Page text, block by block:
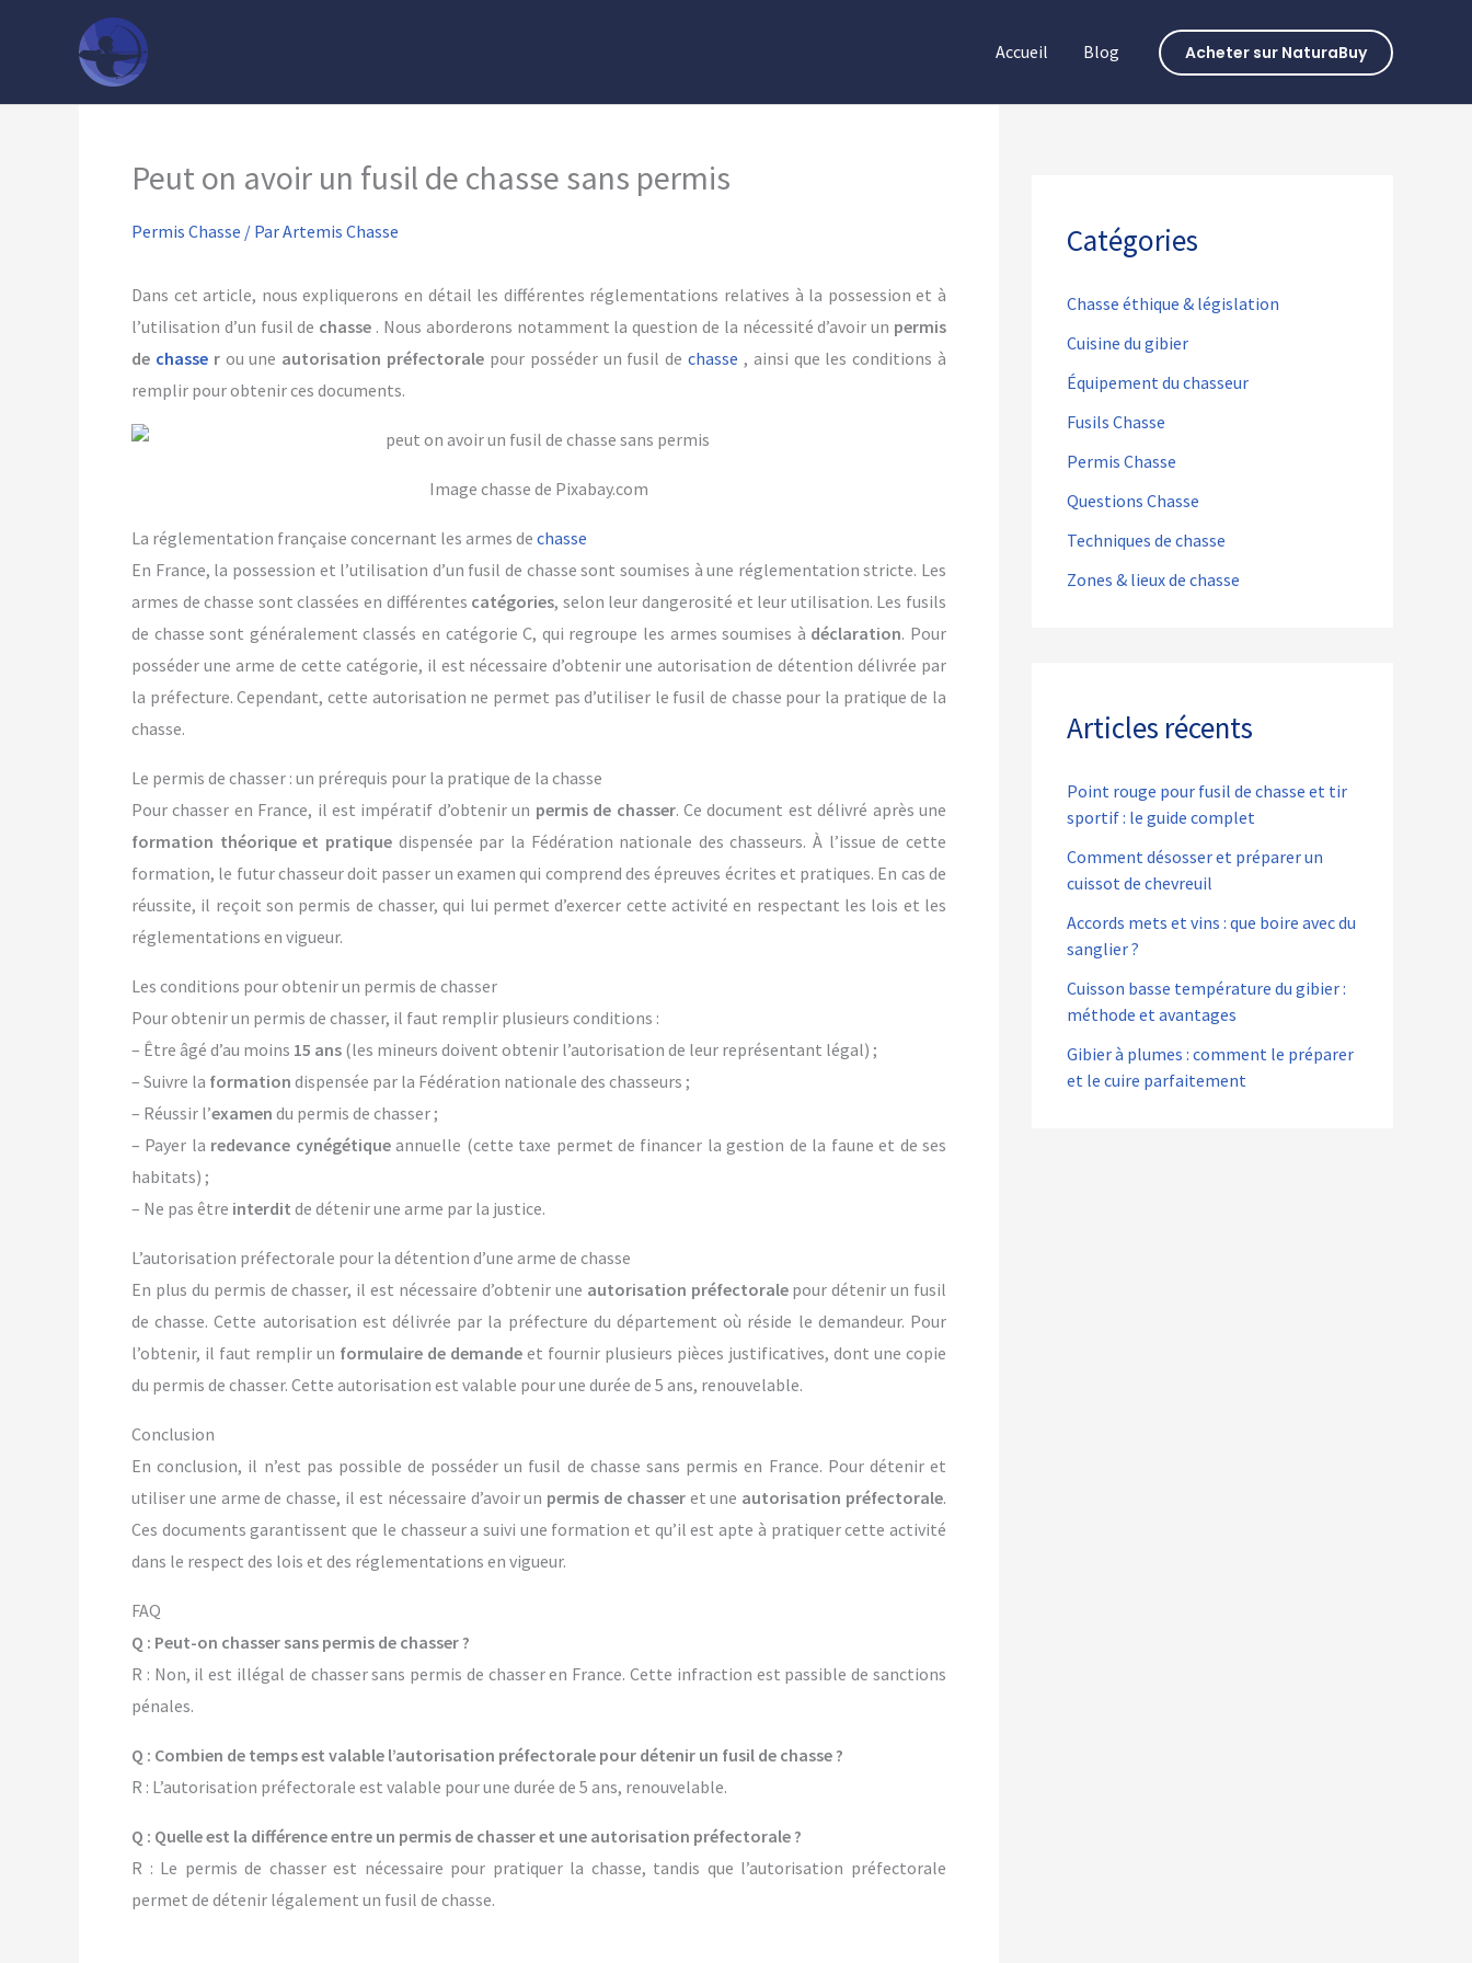
Accueil Blog Acheter sur NaturaBuy
Peut on avoir un fusil de chasse sans permis
Permis Chasse / ParArtemis Chasse
Dans cet article, nous expliquerons en détail les différentes réglementations relatives à la possession et à
l’utilisation d’un fusil de chasse . Nous aborderons notamment la question de la nécessité d’avoir un permis
de chasserou une autorisation préfectorale pour posséder un fusil dechasse , ainsi que les conditions à
remplir pour obtenir ces documents.
Image chasse de Pixabay.com
La réglementation française concernant les armes de chasse
En France, la possession et l’utilisation d’un fusil de chasse sont soumises à une réglementation stricte. Les
armes de chasse sont classées en différentes catégories, selon leur dangerosité et leur utilisation. Les fusils
de chasse sont généralement classés en catégorie C, qui regroupe les armes soumises à déclaration. Pour
posséder une arme de cette catégorie, il est nécessaire d’obtenir une autorisation de détention délivrée par
la préfecture. Cependant, cette autorisation ne permet pas d’utiliser le fusil de chasse pour la pratique de la
chasse.
Le permis de chasser : un prérequis pour la pratique de la chasse
Pour chasser en France, il est impératif d’obtenir un permis de chasser. Ce document est délivré après une
formation théorique et pratiquedispensée par la Fédération nationale des chasseurs. À l’issue de cette
formation, le futur chasseur doit passer un examen qui comprend des épreuves écrites et pratiques. En cas de
réussite, il reçoit son permis de chasser, qui lui permet d’exercer cette activité en respectant les lois et les
réglementations en vigueur.
Les conditions pour obtenir un permis de chasser
Pour obtenir un permis de chasser, il faut remplir plusieurs conditions :
– Être âgé d’au moins 15 ans (les mineurs doivent obtenir l’autorisation de leur représentant légal) ;
– Suivre la formation dispensée par la Fédération nationale des chasseurs ;
– Réussir l’examen du permis de chasser ;
– Payer la redevance cynégétiqueannuelle (cette taxe permet de financer la gestion de la faune et de ses
habitats) ;
– Ne pas être interdit de détenir une arme par la justice.
L’autorisation préfectorale pour la détention d’une arme de chasse
En plus du permis de chasser, il est nécessaire d’obtenir une autorisation préfectoralepour détenir un fusil
de chasse. Cette autorisation est délivrée par la préfecture du département où réside le demandeur. Pour
l’obtenir, il faut remplir un formulaire de demande et fournir plusieurs pièces justificatives, dont une copie
du permis de chasser. Cette autorisation est valable pour une durée de 5 ans, renouvelable.
Conclusion
En conclusion, il n’est pas possible de posséder un fusil de chasse sans permis en France. Pour détenir et
utiliser une arme de chasse, il est nécessaire d’avoir un permis de chasseret une autorisation préfectorale.
Ces documents garantissent que le chasseur a suivi une formation et qu’il est apte à pratiquer cette activité
dans le respect des lois et des réglementations en vigueur.
FAQ
Q : Peut-on chasser sans permis de chasser ?
R : Non, il est illégal de chasser sans permis de chasser en France. Cette infraction est passible de sanctions
pénales.
Q : Combien de temps est valable l’autorisation préfectorale pour détenir un fusil de chasse ?
R : L’autorisation préfectorale est valable pour une durée de 5 ans, renouvelable.
Q : Quelle est la différence entre un permis de chasser et une autorisation préfectorale ?
R : Le permis de chasser est nécessaire pour pratiquer la chasse, tandis que l’autorisation préfectorale
permet de détenir légalement un fusil de chasse.
Catégories
Chasse éthique & législation
Cuisine du gibier
Équipement du chasseur
Fusils Chasse
Permis Chasse
Questions Chasse
Techniques de chasse
Zones & lieux de chasse
Articles récents
Point rouge pour fusil de chasse et tir
sportif : le guide complet
Comment désosser et préparer un
cuissot de chevreuil
Accords mets et vins : que boire avec du
sanglier ?
Cuisson basse température du gibier :
méthode et avantages
Gibier à plumes : comment le préparer
et le cuire parfaitement